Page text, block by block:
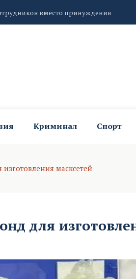
вместо принуждения
Криминал Спорт
масксетей
для